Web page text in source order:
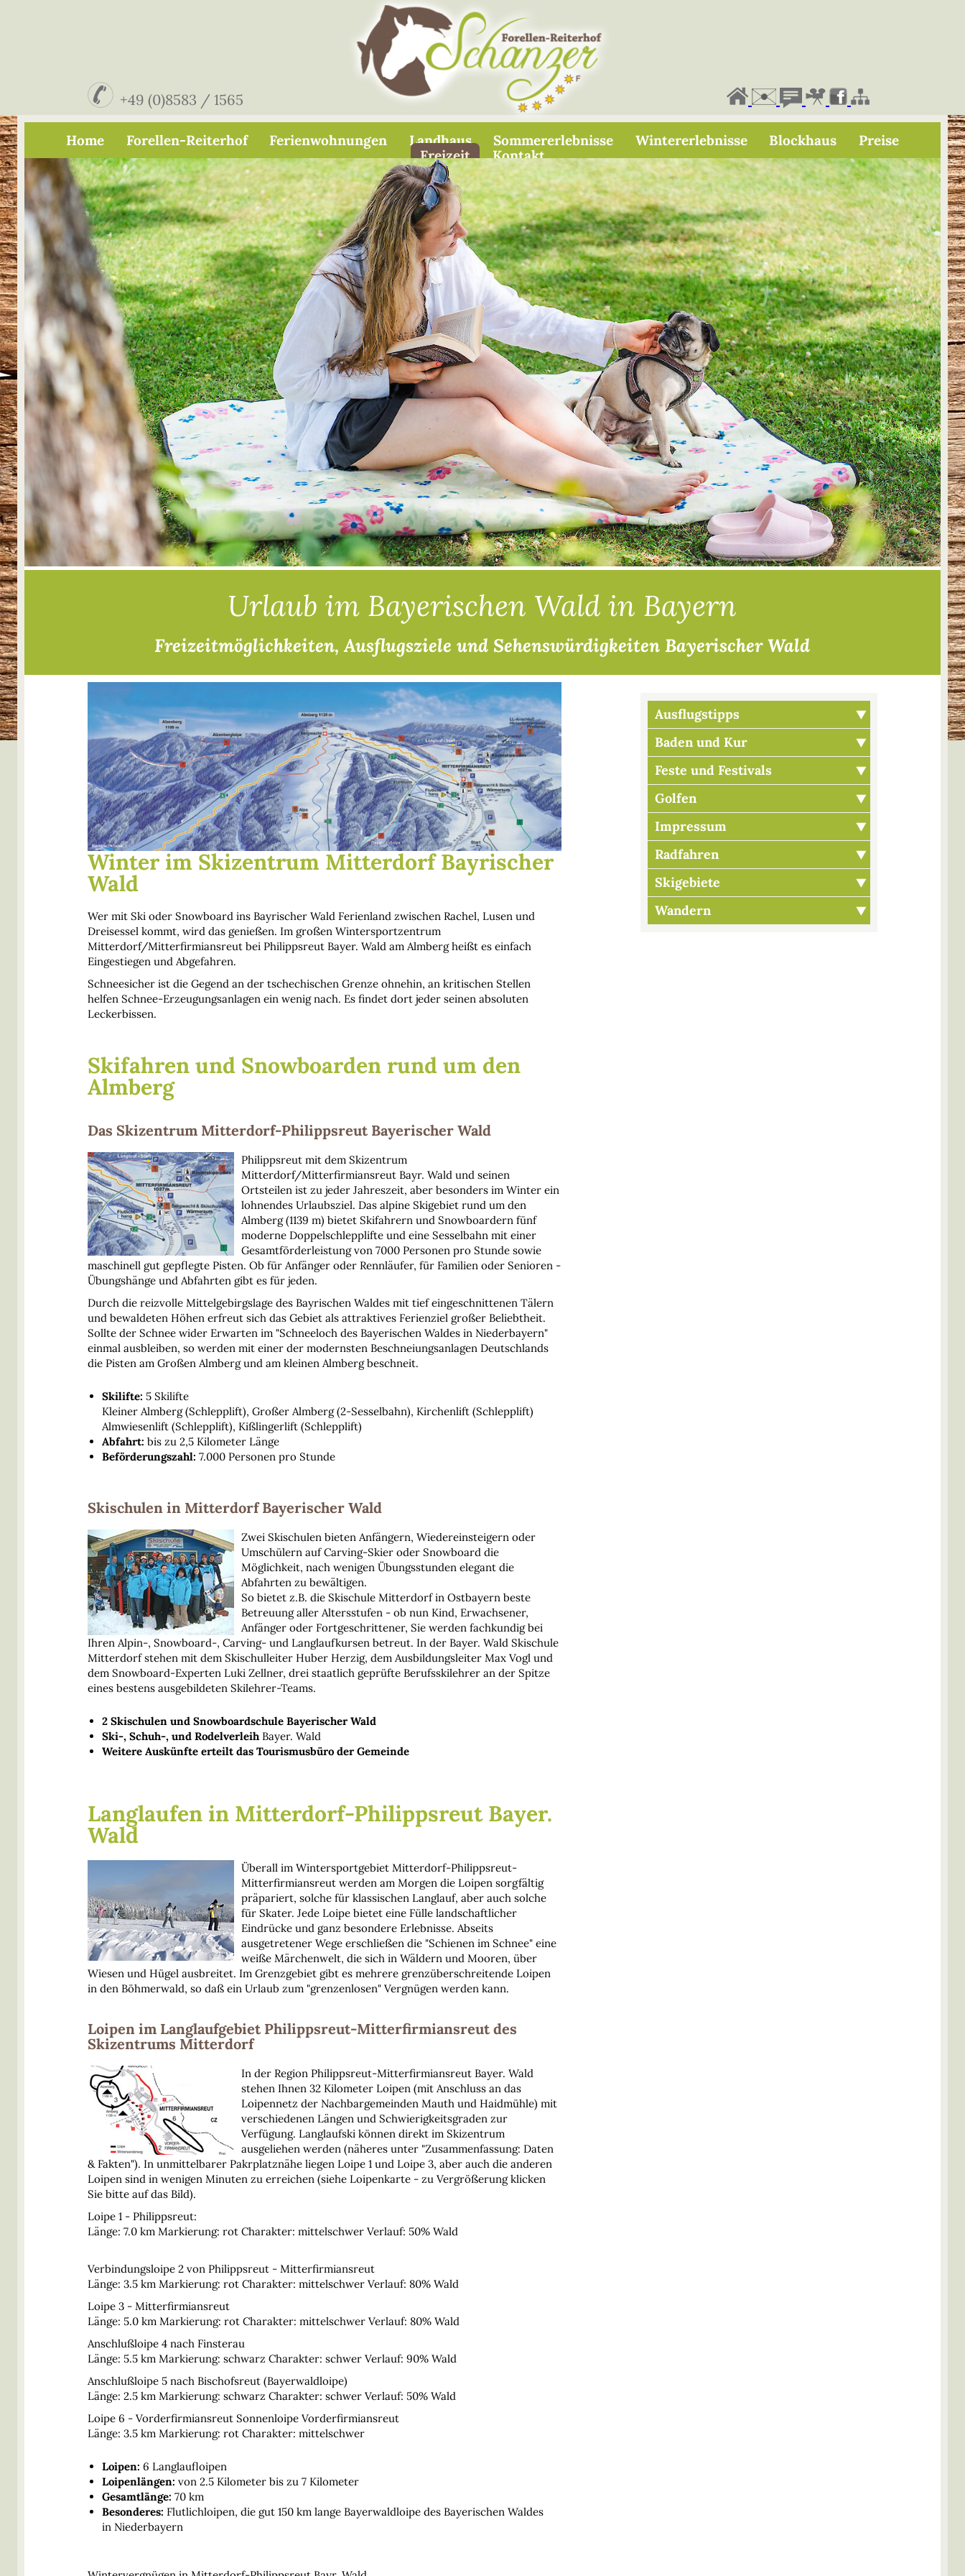
+49 (0)8583 / 1565
Home Forellen-Reiterhof Ferienwohnungen Landhaus Sommererlebnisse Wintererlebnisse Blockhaus
Preise
Freizeit
Kontakt
Urlaub im Bayerischen Wald in Bayern
Freizeitmöglichkeiten, Ausflugsziele und Sehenswürdigkeiten Bayerischer Wald
Winter im Skizentrum Mitterdorf Bayrischer
Wald
Wer mit Ski oder Snowboard ins Bayrischer Wald Ferienland zwischen Rachel, Lusen und
Dreisessel kommt, wird das genießen. Im großen Wintersportzentrum
Mitterdorf/Mitterfirmiansreut bei Philippsreut Bayer. Wald am Almberg heißt es einfach
Eingestiegen und Abgefahren.
Schneesicher ist die Gegend an der tschechischen Grenze ohnehin, an kritischen Stellen
helfen Schnee-Erzeugungsanlagen ein wenig nach. Es findet dort jeder seinen absoluten
Leckerbissen.
Skifahren und Snowboarden rund um den
Almberg
Das Skizentrum Mitterdorf-Philippsreut Bayerischer Wald
Philippsreut mit dem Skizentrum
Mitterdorf/Mitterfirmiansreut Bayr. Wald und seinen
Ortsteilen ist zu jeder Jahreszeit, aber besonders im Winter ein
lohnendes Urlaubsziel. Das alpine Skigebiet rund um den
Almberg (1139 m) bietet Skifahrern und Snowboardern fünf
moderne Doppelschlepplifte und eine Sesselbahn mit einer
Gesamtförderleistung von 7000 Personen pro Stunde sowie
maschinell gut gepflegte Pisten. Ob für Anfänger oder Rennläufer, für Familien oder Senioren -
Übungshänge und Abfahrten gibt es für jeden.
Durch die reizvolle Mittelgebirgslage des Bayrischen Waldes mit tief eingeschnittenen Tälern
und bewaldeten Höhen erfreut sich das Gebiet als attraktives Ferienziel großer Beliebtheit.
Sollte der Schnee wider Erwarten im "Schneeloch des Bayerischen Waldes in Niederbayern"
einmal ausbleiben, so werden mit einer der modernsten Beschneiungsanlagen Deutschlands
die Pisten am Großen Almberg und am kleinen Almberg beschneit.
Skilifte: 5 Skilifte
Kleiner Almberg (Schlepplift), Großer Almberg (2-Sesselbahn), Kirchenlift (Schlepplift)
Almwiesenlift (Schlepplift), Kißlingerlift (Schlepplift)
Abfahrt: bis zu 2,5 Kilometer Länge
Beförderungszahl: 7.000 Personen pro Stunde
Skischulen in Mitterdorf Bayerischer Wald
Zwei Skischulen bieten Anfängern, Wiedereinsteigern oder
Umschülern auf Carving-Skier oder Snowboard die
Möglichkeit, nach wenigen Übungsstunden elegant die
Abfahrten zu bewältigen.
So bietet z.B. die Skischule Mitterdorf in Ostbayern beste
Betreuung aller Altersstufen - ob nun Kind, Erwachsener,
Anfänger oder Fortgeschrittener, Sie werden fachkundig bei
Ihren Alpin-, Snowboard-, Carving- und Langlaufkursen betreut. In der Bayer. Wald Skischule
Mitterdorf stehen mit dem Skischulleiter Huber Herzig, dem Ausbildungsleiter Max Vogl und
dem Snowboard-Experten Luki Zellner, drei staatlich geprüfte Berufsskilehrer an der Spitze
eines bestens ausgebildeten Skilehrer-Teams.
2 Skischulen und Snowboardschule Bayerischer Wald
Ski-, Schuh-, und RodelverleihBayer. Wald
Weitere Auskünfte erteilt das Tourismusbüro der Gemeinde
Langlaufen in Mitterdorf-Philippsreut Bayer.
Wald
Überall im Wintersportgebiet Mitterdorf-Philippsreut-
Mitterfirmiansreut werden am Morgen die Loipen sorgfältig
präpariert, solche für klassischen Langlauf, aber auch solche
für Skater. Jede Loipe bietet eine Fülle landschaftlicher
Eindrücke und ganz besondere Erlebnisse. Abseits
ausgetretener Wege erschließen die "Schienen im Schnee" eine
weiße Märchenwelt, die sich in Wäldern und Mooren, über
Wiesen und Hügel ausbreitet. Im Grenzgebiet gibt es mehrere grenzüberschreitende Loipen
in den Böhmerwald, so daß ein Urlaub zum "grenzenlosen" Vergnügen werden kann.
Loipen im Langlaufgebiet Philippsreut-Mitterfirmiansreut des
Skizentrums Mitterdorf
In der Region Philippsreut-Mitterfirmiansreut Bayer. Wald
stehen Ihnen 32 Kilometer Loipen (mit Anschluss an das
Loipennetz der Nachbargemeinden Mauth und Haidmühle) mit
verschiedenen Längen und Schwierigkeitsgraden zur
Verfügung. Langlaufski können direkt im Skizentrum
ausgeliehen werden (näheres unter "Zusammenfassung: Daten
& Fakten"). In unmittelbarer Pakrplatznähe liegen Loipe 1 und Loipe 3, aber auch die anderen
Loipen sind in wenigen Minuten zu erreichen (siehe Loipenkarte - zu Vergrößerung klicken
Sie bitte auf das Bild).
Loipe 1 - Philippsreut:
Länge: 7.0 km Markierung: rot Charakter: mittelschwer Verlauf: 50% Wald
Verbindungsloipe 2 von Philippsreut - Mitterfirmiansreut
Länge: 3.5 km Markierung: rot Charakter: mittelschwer Verlauf: 80% Wald
Loipe 3 - Mitterfirmiansreut
Länge: 5.0 km Markierung: rot Charakter: mittelschwer Verlauf: 80% Wald
Anschlußloipe 4 nach Finsterau
Länge: 5.5 km Markierung: schwarz Charakter: schwer Verlauf: 90% Wald
Anschlußloipe 5 nach Bischofsreut (Bayerwaldloipe)
Länge: 2.5 km Markierung: schwarz Charakter: schwer Verlauf: 50% Wald
Loipe 6 - Vorderfirmiansreut Sonnenloipe Vorderfirmiansreut
Länge: 3.5 km Markierung: rot Charakter: mittelschwer
Loipen: 6 Langlaufloipen
Loipenlängen: von 2.5 Kilometer bis zu 7 Kilometer
Gesamtlänge: 70 km
Besonderes: Flutlichloipen, die gut 150 km lange Bayerwaldloipe des Bayerischen Waldes
in Niederbayern
Ausflugstipps
Baden und Kur
Feste und Festivals
Golfen
Impressum
Radfahren
Skigebiete
Wandern